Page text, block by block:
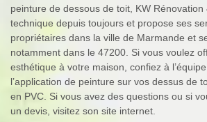
peinture de dessous de toit, KW
technique depuis toujours et propose ses
propriétaires dans la ville de Marmande et
notamment dans le 47200. Si vous voulez
esthétique à votre maison, confiez à
l’application de peinture sur vos dessus de
en PVC. Si vous avez des questions ou si
un devis, visitez son site internet.